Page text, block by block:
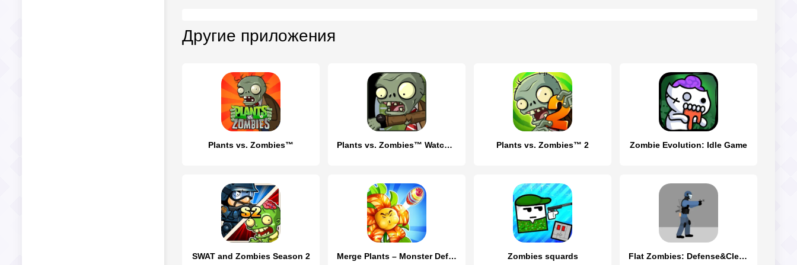
Другие приложения
Plants vs. Zombies™ Plants vs. Zombies™ Watch Face Plants vs. Zombies™ 2 Zombie Evolution: Idle Game
SWAT and Zombies Season 2 Merge Plants – Monster Defense Zombies squards Flat Zombies: Defense&Cleanup